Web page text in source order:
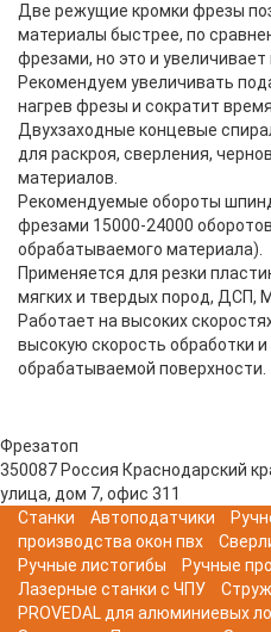
Две режущие кромки фрезы
материалы быстрее, по
фрезами, но это и
Рекомендуем увеличивать
нагрев фрезы и сократит
Двухзаходные концевые
для раскроя, сверления,
материалов.
Рекомендуемые обороты
фрезами 15000-24000
обрабатываемого материала).
Применяется для резки
мягких и твердых пород,
Работает на высоких
высокую скорость обработки
обрабатываемой поверхности.
Фрезатоп
350087 Россия Краснодарский
улица, дом 7, офис 311
Станки
Автоподатчики
производства окон пвх
Ручные листогибы
Ручные
Лазерные станки с ЧПУ
PROVEDAL для алюминиевых